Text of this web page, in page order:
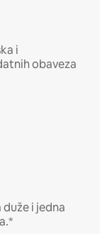
i
obaveza
duže i jedna